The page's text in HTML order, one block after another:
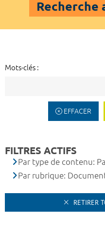
Recherche
Mots-clés :
EFFACER
FILTRES ACTIFS
Par type de contenu:
Par rubrique:
RETIRER